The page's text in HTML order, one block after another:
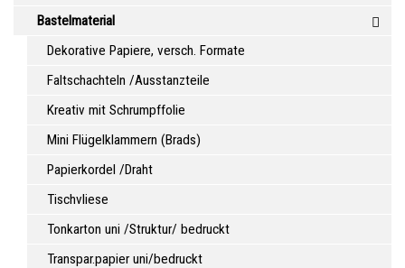
Bastelmaterial
Dekorative Papiere, versch. Formate
Faltschachteln /Ausstanzteile
Kreativ mit Schrumpffolie
Mini Flügelklammern (Brads)
Papierkordel /Draht
Tischvliese
Tonkarton uni /Struktur/ bedruckt
Transpar.papier uni/bedruckt